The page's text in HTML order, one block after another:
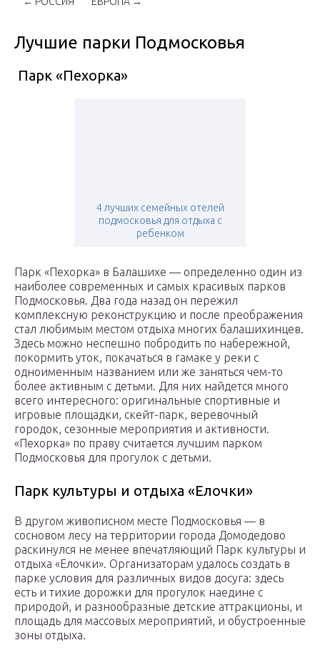
Лучшие парки Подмосковья
Парк «Пехорка»
4 лучших семейных отелей
подмосковья для отдыха с
ребенком
Парк «Пехорка» в Балашихе — определенно один из
наиболее современных и самых красивых парков
Подмосковья. Два года назад он пережил
комплексную реконструкцию и после преображения
стал любимым местом отдыха многих балашихинцев.
Здесь можно неспешно побродить по набережной,
покормить уток, покачаться в гамаке у реки с
одноименным названием или же заняться чем-то
более активным с детьми. Для них найдется много
всего интересного: оригинальные спортивные и
игровые площадки, скейт-парк, веревочный
городок, сезонные мероприятия и активности.
«Пехорка» по праву считается лучшим парком
Подмосковья для прогулок с детьми.
Парк культуры и отдыха «Елочки»
В другом живописном месте Подмосковья — в
сосновом лесу на территории города Домодедово
раскинулся не менее впечатляющий Парк культуры и
отдыха «Елочки». Организаторам удалось создать в
парке условия для различных видов досуга: здесь
есть и тихие дорожки для прогулок наедине с
природой, и разнообразные детские аттракционы, и
площадь для массовых мероприятий, и обустроенные
зоны отдыха.